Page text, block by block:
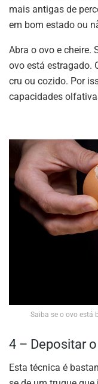
mais antigas de
em bom estado ou
Abra o ovo e cheire.
ovo está estragado.
cru ou cozido. Por
capacidades
Saiba se o ovo está
4 – Depositar
Esta técnica é